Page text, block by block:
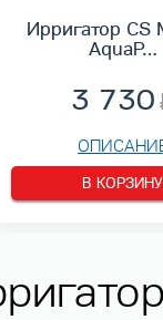
Ирригатор CS
AquaP…
3 730
В КОРЗИНУ